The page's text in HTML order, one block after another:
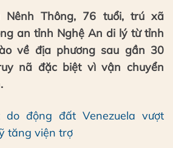
Nênh Thông, 76 tuổi, trú xã
an tỉnh Nghệ An di lý từ tỉnh
về địa phương sau gần 30
nã đặc biệt vì vận chuyển
do động đất Venezuela vượt
tăng viện trợ